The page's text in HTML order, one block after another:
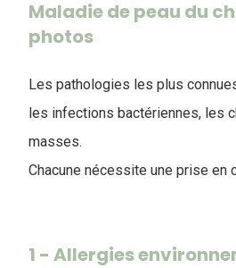
Maladie de peau du
photos
Les pathologies les plus
les infections bactériennes, les
masses.
Chacune nécessite une prise en
1 - Allergies